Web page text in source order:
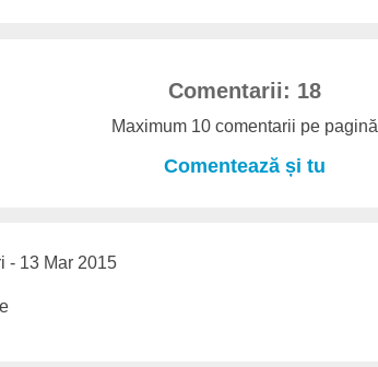
Comentarii: 18
Maximum 10 comentarii pe pagină
Comentează și tu
- 13 Mar 2015